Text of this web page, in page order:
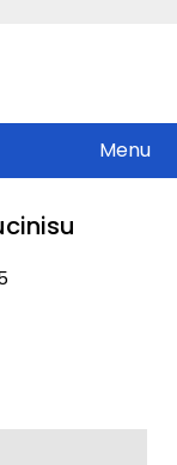
Menu